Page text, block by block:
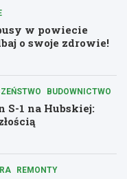
w powiecie
o swoje zdrowie!
BUDOWNICTWO
S-1 na Hubskiej:
REMONTY